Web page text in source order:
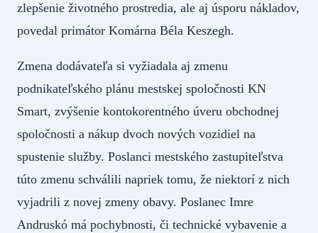
zlepšenie životného prostredia, ale aj úsporu nákladov,
povedal primátor Komárna Béla Keszegh.
Zmena dodávateľa si vyžiadala aj zmenu
podnikateľského plánu mestskej spoločnosti KN
Smart, zvýšenie kontokorentného úveru obchodnej
spoločnosti a nákup dvoch nových vozidiel na
spustenie služby. Poslanci mestského zastupiteľstva
túto zmenu schválili napriek tomu, že niektorí z nich
vyjadrili z novej zmeny obavy. Poslanec Imre
Andruskó má pochybnosti, či technické vybavenie a